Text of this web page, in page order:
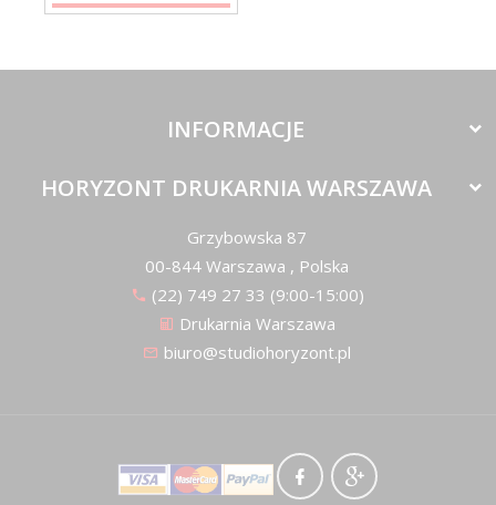
INFORMACJE
HORYZONT DRUKARNIA WARSZAWA
Grzybowska 87
00-844 Warszawa , Polska
(22) 749 27 33 (9:00-15:00)
Drukarnia Warszawa
biuro@studiohoryzont.pl